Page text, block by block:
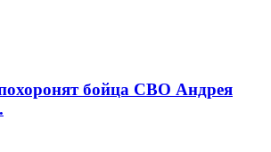
бойца СВО Андрея